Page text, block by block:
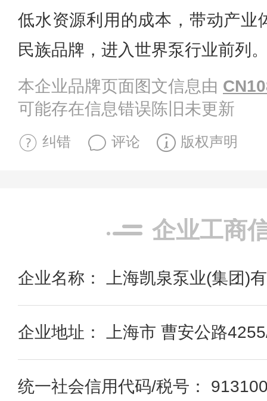
低水资源利用的成本，带动产业
民族品牌，进入世界泵行业前列
本企业品牌页面图文信息由
可能存在信息错误陈旧未更新
纠错 评论 版权声明
企业工商
企业名称： 上海凯泉泵业(集团)
企业地址： 上海市 曹安公路
统一社会信用代码/税号：